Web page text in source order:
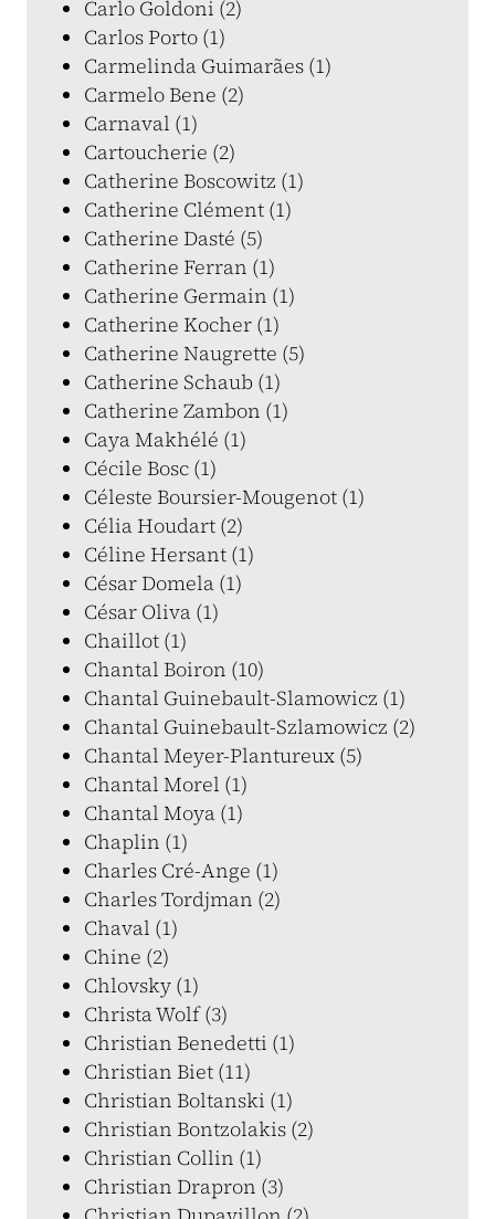
Carlo Goldoni (2)
Carlos Porto (1)
Carmelinda Guimarães (1)
Carmelo Bene (2)
Carnaval (1)
Cartoucherie (2)
Catherine Boscowitz (1)
Catherine Clément (1)
Catherine Dasté (5)
Catherine Ferran (1)
Catherine Germain (1)
Catherine Kocher (1)
Catherine Naugrette (5)
Catherine Schaub (1)
Catherine Zambon (1)
Caya Makhélé (1)
Cécile Bosc (1)
Céleste Boursier-Mougenot (1)
Célia Houdart (2)
Céline Hersant (1)
César Domela (1)
César Oliva (1)
Chaillot (1)
Chantal Boiron (10)
Chantal Guinebault-Slamowicz (1)
Chantal Guinebault-Szlamowicz (2)
Chantal Meyer-Plantureux (5)
Chantal Morel (1)
Chantal Moya (1)
Chaplin (1)
Charles Cré-Ange (1)
Charles Tordjman (2)
Chaval (1)
Chine (2)
Chlovsky (1)
Christa Wolf (3)
Christian Benedetti (1)
Christian Biet (11)
Christian Boltanski (1)
Christian Bontzolakis (2)
Christian Collin (1)
Christian Drapron (3)